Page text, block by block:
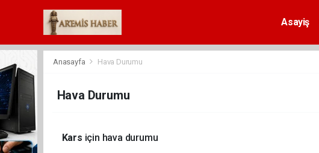
Asayiş
Anasayfa Hava Durumu
Hava Durumu
Kars için hava durumu